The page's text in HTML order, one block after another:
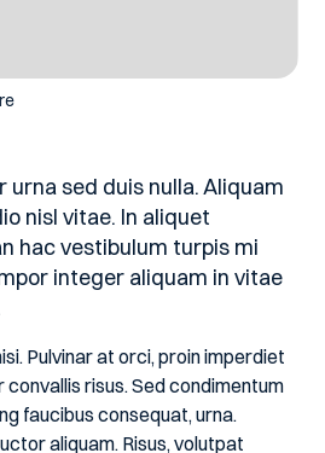
urna sed duis nulla. Aliquam
nisl vitae. In aliquet
hac vestibulum turpis mi
integer aliquam in vitae
Pulvinar at orci, proin imperdiet
risus. Sed condimentum
faucibus consequat, urna.
aliquam. Risus, volutpat